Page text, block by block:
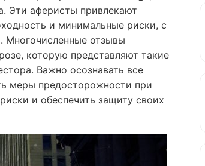
Эти аферисты привлекают
и минимальные риски, с
Многочисленные отзывы
которую представляют такие
Важно осознавать все
меры предосторожности при
и обеспечить защиту своих